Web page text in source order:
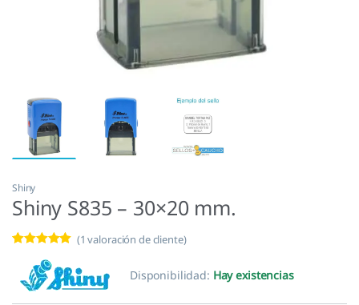
Shiny
Shiny S835 – 30×20 mm.
de 5 en
base a
valoración de
(1 valoración de cliente)
Disponibilidad: Hay existencias